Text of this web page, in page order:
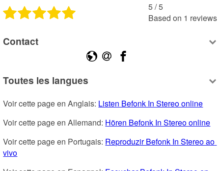
5 /5
Based on 1 reviews
Contact
Toutes les langues
Voir cette page en Anglais: Listen Befonk In Stereo online
Voir cette page en Allemand: Hören Befonk In Stereo online
Voir cette page en Portugais: Reproduzir Befonk In Stereo ao
vivo